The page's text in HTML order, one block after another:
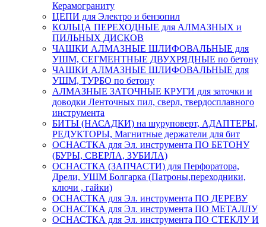
Керамограниту
ЦЕПИ для Электро и бензопил
КОЛЬЦА ПЕРЕХОДНЫЕ для АЛМАЗНЫХ и
ПИЛЬНЫХ ДИСКОВ
ЧАШКИ АЛМАЗНЫЕ ШЛИФОВАЛЬНЫЕ для
УШМ, СЕГМЕНТНЫЕ ДВУХРЯДНЫЕ по бетону
ЧАШКИ АЛМАЗНЫЕ ШЛИФОВАЛЬНЫЕ для
УШМ, ТУРБО по бетону
АЛМАЗНЫЕ ЗАТОЧНЫЕ КРУГИ для заточки и
доводки Ленточных пил, сверл, твердосплавного
инструмента
БИТЫ (НАСАДКИ) на шуруповерт, АДАПТЕРЫ,
РЕДУКТОРЫ, Магнитные держатели для бит
ОСНАСТКА для Эл. инструмента ПО БЕТОНУ
(БУРЫ, СВЕРЛА, ЗУБИЛА)
ОСНАСТКА (ЗАПЧАСТИ) для Перфоратора,
Дрели, УШМ Болгарка (Патроны,переходники,
ключи , гайки)
ОСНАСТКА для Эл. инструмента ПО ДЕРЕВУ
ОСНАСТКА для Эл. инструмента ПО МЕТАЛЛУ
ОСНАСТКА для Эл. инструмента ПО СТЕКЛУ И